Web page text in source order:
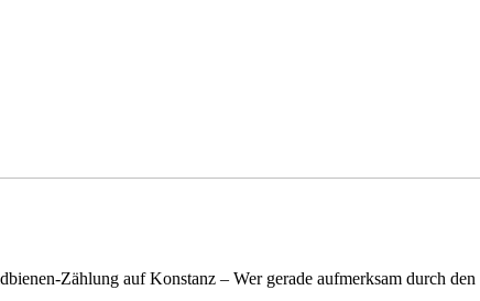
Zählung auf Konstanz – Wer gerade aufmerksam durch